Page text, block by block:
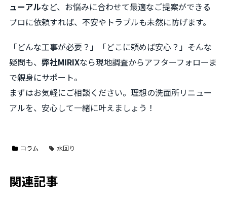
ューアルなど、お悩みに合わせて最適なご提案ができる
プロに依頼すれば、不安やトラブルも未然に防げます。
「どんな工事が必要？」「どこに頼めば安心？」そんな
疑問も、 弊社MIRIXなら現地調査からアフターフォローま
で親身にサポート。
まずはお気軽にご相談ください。理想の洗面所リニュー
アルを、安心して一緒に叶えましょう！
コラム 水回り
関連記事